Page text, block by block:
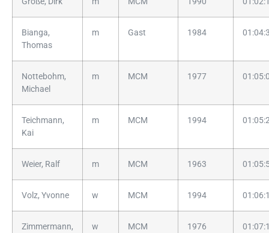
Bianga,
Thomas
m Gast 1984
Nottebohm,
Michael
m MCM 1977
Teichmann,
Kai
m MCM 1994
Weier, Ralf m MCM 1963
Volz, Yvonne w MCM 1994
Zimmermann,
w MCM 1976